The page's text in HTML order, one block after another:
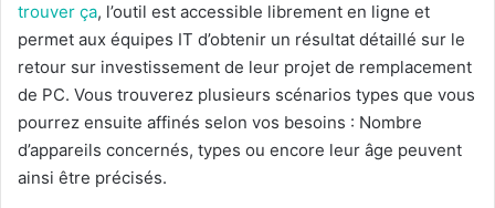
trouver ça, l’outil est accessible librement en ligne et
permet aux équipes IT d’obtenir un résultat détaillé sur le
retour sur investissement de leur projet de remplacement
de PC. Vous trouverez plusieurs scénarios types que vous
pourrez ensuite affinés selon vos besoins : Nombre
d’appareils concernés, types ou encore leur âge peuvent
ainsi être précisés.